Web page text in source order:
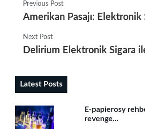
Previous Post
Amerikan Pasajı: Elektronik
Next Post
Delirium Elektronik Sigara
Latest Posts
E-papierosy
revenge...